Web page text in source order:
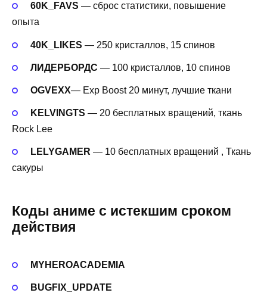
60K_FAVS — сброс статистики, повышение
опыта
40K_LIKES — 250 кристаллов, 15 спинов
ЛИДЕРБОРДС — 100 кристаллов, 10 спинов
OGVEXX— Exp Boost 20 минут, лучшие ткани
KELVINGTS — 20 бесплатных вращений, ткань
Rock Lee
LELYGAMER — 10 бесплатных вращений , Ткань
сакуры
Коды аниме с истекшим сроком
действия
MYHEROACADEMIA
BUGFIX_UPDATE